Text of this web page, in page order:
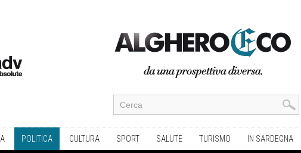
POLITICA CULTURA SPORT SALUTE TURISMO IN SARDEGNA